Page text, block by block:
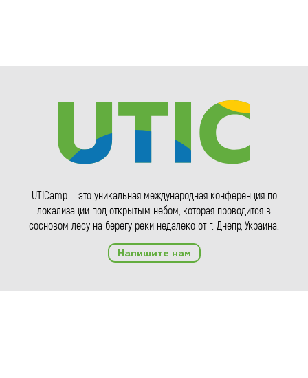
UTICamp – это уникальная международная конференция по
локализации под открытым небом, которая проводится в
сосновом лесу на берегу реки недалеко от г. Днепр, Украина.
Напишите нам